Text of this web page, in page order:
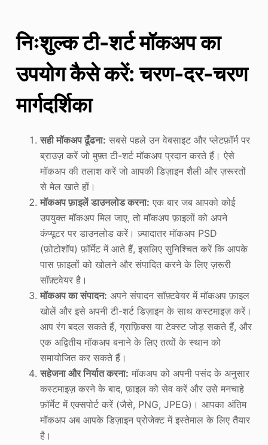
निःशुल्क टी-शर्ट मॉकअप का
उपयोग कैसे करें: चरण-दर-चरण
मार्गदर्शिका
सही मॉकअप ढूँढना: सबसे पहले उन वेबसाइट और प्लेटफ़ॉर्म पर
ब्राउज़ करें जो मुफ़्त टी-शर्ट मॉकअप प्रदान करते हैं। ऐसे
मॉकअप की तलाश करें जो आपकी डिज़ाइन शैली और ज़रूरतों
से मेल खाते हों।
मॉकअप फ़ाइलें डाउनलोड करना: एक बार जब आपको कोई
उपयुक्त मॉकअप मिल जाए, तो मॉकअप फ़ाइलों को अपने
कंप्यूटर पर डाउनलोड करें। ज़्यादातर मॉकअप PSD
(फ़ोटोशॉप) फ़ॉर्मेट में आते हैं, इसलिए सुनिश्चित करें कि आपके
पास फ़ाइलों को खोलने और संपादित करने के लिए ज़रूरी
सॉफ़्टवेयर है।
मॉकअप का संपादन: अपने संपादन सॉफ़्टवेयर में मॉकअप फ़ाइल
खोलें और इसे अपनी टी-शर्ट डिज़ाइन के साथ कस्टमाइज़ करें।
आप रंग बदल सकते हैं, ग्राफ़िक्स या टेक्स्ट जोड़ सकते हैं, और
एक अद्वितीय मॉकअप बनाने के लिए तत्वों के स्थान को
समायोजित कर सकते हैं।
सहेजना और निर्यात करना: मॉकअप को अपनी पसंद के अनुसार
कस्टमाइज़ करने के बाद, फ़ाइल को सेव करें और उसे मनचाहे
फ़ॉर्मेट में एक्सपोर्ट करें (जैसे, PNG, JPEG)। आपका अंतिम
मॉकअप अब आपके डिज़ाइन प्रोजेक्ट में इस्तेमाल के लिए तैयार
है।